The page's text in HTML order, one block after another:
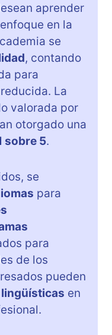
aprender
en la
se
, contando
para
La
valorada por
otorgado una
sobre 5.
se
para
para
de los
pueden
en